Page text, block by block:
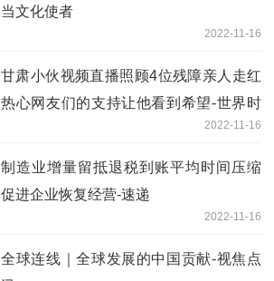
当文化使者
2022-11-16
甘肃小伙视频直播照顾4位残障亲人走红
热心网友们的支持让他看到希望-世界时
2022-11-16
制造业增量留抵退税到账平均时间压缩
促进企业恢复经营-速递
2022-11-16
全球连线｜全球发展的中国贡献-视焦点